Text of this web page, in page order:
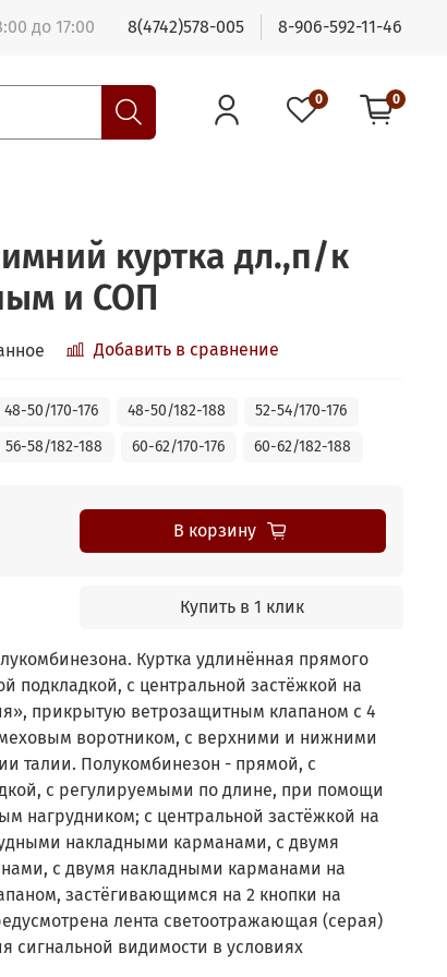
до 17:00 8(4742)578-005 8-906-592-11-46
0 0
куртка дл.,п/к
и СОП
Добавить в сравнение
48-50/170-176 48-50/182-188
52-54/170-176
56-58/182-188 60-62/170-176 60-62/182-188
В корзину
Купить в 1 клик
Куртка удлинённая прямого
подкладкой, с центральной застёжкой на
прикрытую ветрозащитным клапаном с 4
воротником, с верхними и нижними
талии. Полукомбинезон - прямой, с
с регулируемыми по длине, при помощи
нагрудником; с центральной застёжкой на
накладными карманами, с двумя
с двумя накладными карманами на
застёгивающимся на 2 кнопки на
лента светоотражающая (серая)
сигнальной видимости в условиях